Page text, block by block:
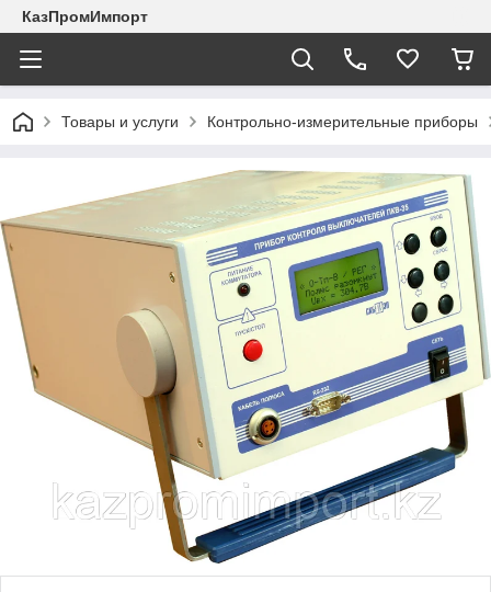
КазПромИмпорт
Товары и услуги Контрольно-измерительные приборы